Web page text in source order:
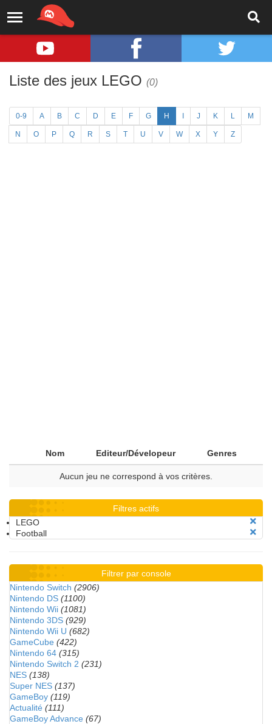
Liste des jeux LEGO (0)
0-9 A B C D E F G H J K L M
N O P Q R S T U V W X Y Z
Nom Editeur/Dévelopeur Genres
Aucun jeu ne correspond à vos critères.
Filtres actifs
LEGO
Football
Filtrer par console
Nintendo Switch (2906)
Nintendo DS (1100)
Nintendo Wii (1081)
Nintendo 3DS (929)
Nintendo Wii U (682)
GameCube (422)
Nintendo 64 (315)
Nintendo Switch 2 (231)
NES (138)
Super NES (137)
GameBoy (119)
Actualité (111)
GameBoy Advance (67)